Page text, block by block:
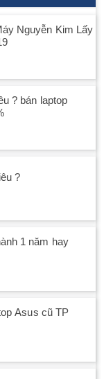
Nguyễn Kim Lấy
? bán laptop
?
1 năm hay
Asus cũ TP